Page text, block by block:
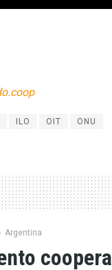
ILO OIT ONU
Argentina